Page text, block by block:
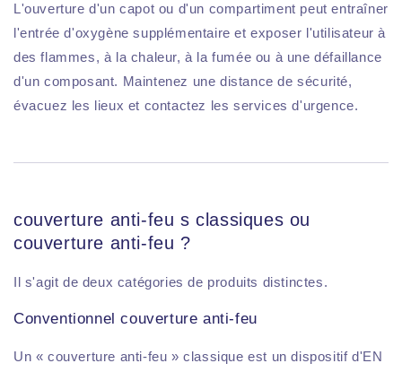
L'ouverture d'un capot ou d'un compartiment peut entraîner
l'entrée d'oxygène supplémentaire et exposer l'utilisateur à
des flammes, à la chaleur, à la fumée ou à une défaillance
d'un composant. Maintenez une distance de sécurité,
évacuez les lieux et contactez les services d'urgence.
couverture anti-feu s classiques ou
couverture anti-feu ?
Il s'agit de deux catégories de produits distinctes.
Conventionnel couverture anti-feu
Un « couverture anti-feu » classique est un dispositif d'EN